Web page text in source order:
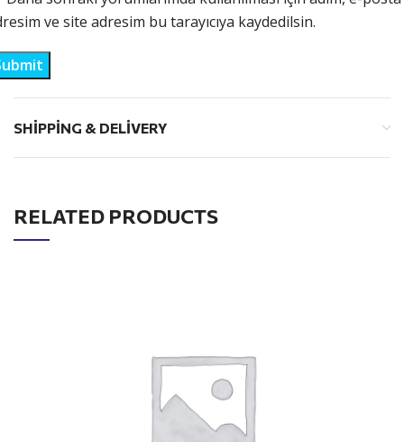
ve site adresim bu tarayıcıya kaydedilsin.
SHIPPING & DELIVERY
RELATED PRODUCTS